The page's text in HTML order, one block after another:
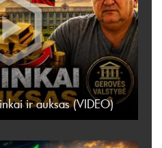
ir auksas (VIDEO)